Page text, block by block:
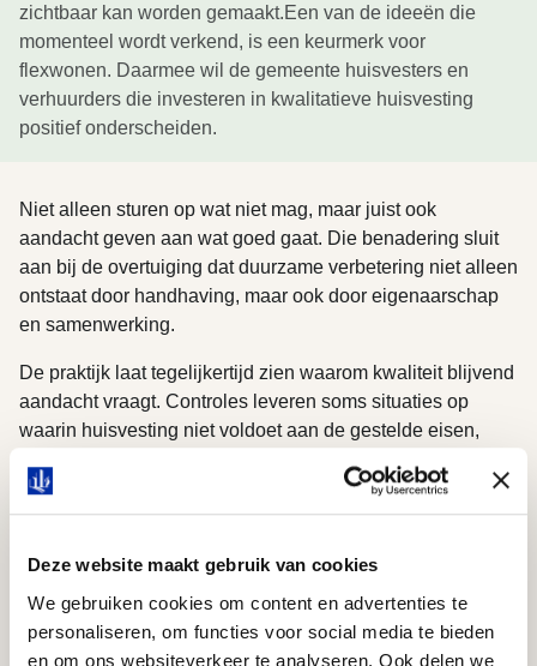
Deze website maakt gebruik van cookies
We gebruiken cookies om content en advertenties te
personaliseren, om functies voor social media te bieden
en om ons websiteverkeer te analyseren. Ook delen we
zichtbaar kan worden gemaakt.Een van de ideeën die
momenteel wordt verkend, is een keurmerk voor
flexwonen. Daarmee wil de gemeente huisvesters en
verhuurders die investeren in kwalitatieve huisvesting
positief onderscheiden.
Niet alleen sturen op wat niet mag, maar juist ook
aandacht geven aan wat goed gaat. Die benadering sluit
aan bij de overtuiging dat duurzame verbetering niet alleen
ontstaat door handhaving, maar ook door eigenaarschap
en samenwerking.
De praktijk laat tegelijkertijd zien waarom kwaliteit blijvend
aandacht vraagt. Controles leveren soms situaties op
waarin huisvesting niet voldoet aan de gestelde eisen,
doorvoeren en investeren in betere woonomstandigheden.
Voor Terneuzen onderstreept dit het belang van duidelijke
verantwoordelijkheid voor leefbare woonomgevingen.
ANDERS KIJKEN NAAR WONEN